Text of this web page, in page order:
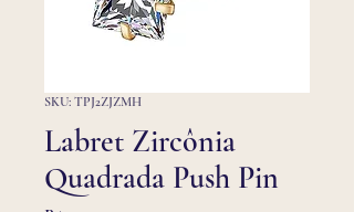
SKU: TPJ2ZJZMH
Labret Zircônia
Quadrada Push Pin